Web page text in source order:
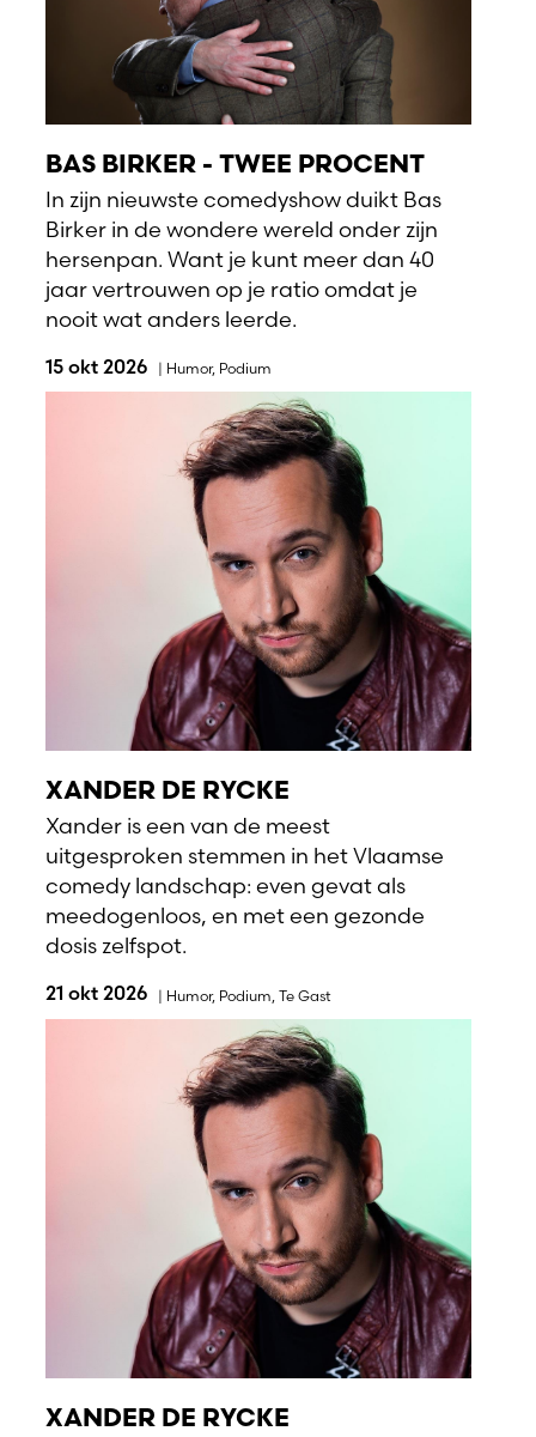
BAS BIRKER - TWEE PROCENT
In zijn nieuwste comedyshow duikt Bas
Birker in de wondere wereld onder zijn
hersenpan. Want je kunt meer dan 40
jaar vertrouwen op je ratio omdat je
nooit wat anders leerde.
15 okt 2026 | Humor, Podium
XANDER DE RYCKE
Xander is een van de meest
uitgesproken stemmen in het Vlaamse
comedy landschap: even gevat als
meedogenloos, en met een gezonde
dosis zelfspot.
21 okt 2026 | Humor, Podium Te Gast
XANDER DE RYCKE